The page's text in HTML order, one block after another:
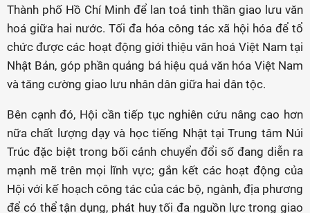
Thành phố Hồ Chí Minh để lan toả tinh thần giao lưu văn
hoá giữa hai nước. Tối đa hóa công tác xã hội hóa để tổ
chức được các hoạt động giới thiệu văn hoá Việt Nam tại
Nhật Bản, góp phần quảng bá hiệu quả văn hóa Việt Nam
và tăng cường giao lưu nhân dân giữa hai dân tộc.
Bên cạnh đó, Hội cần tiếp tục nghiên cứu nâng cao hơn
nữa chất lượng dạy và học tiếng Nhật tại Trung tâm Núi
Trúc đặc biệt trong bối cảnh chuyển đổi số đang diễn ra
mạnh mẽ trên mọi lĩnh vực; gắn kết các hoạt động của
Hội với kế hoạch công tác của các bộ, ngành, địa phương
để có thể tận dụng, phát huy tối đa nguồn lực trong giao